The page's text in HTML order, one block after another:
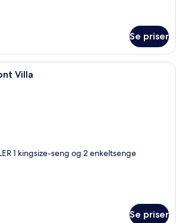
Se priser
Et overdækket udendørs
Villa
1 kingsize-seng og 2 enkeltsenge
Se priser